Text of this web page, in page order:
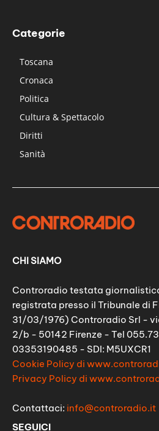
Categorie
Toscana
Cronaca
Politica
Cultura & Spettacolo
Diritti
Sanità
CHI SIAMO
Controradio testata
registrata presso il Tribunale di
31/03/1976) Controradio Srl -
2/b - 50142 Firenze - Tel
03353190485 - SDI: M5UXCR1
Cookie Policy di
Privacy Policy di
Contattaci: info@controradio.it
SEGUICI